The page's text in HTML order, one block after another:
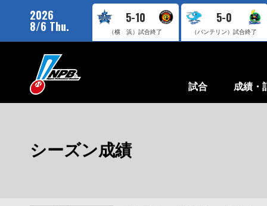
2026
8/6 Thu.
5-10
（横 浜）試合終了
5-0
（バンテリン）試合終了
試合 成績・
シーズン成績